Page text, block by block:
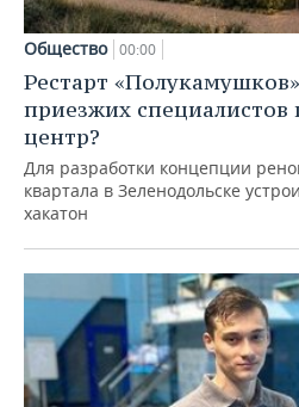
Общество 00:00
Рестарт
приезжих
центр?
Для разработки концепции
квартала в Зеленодольске
хакатон